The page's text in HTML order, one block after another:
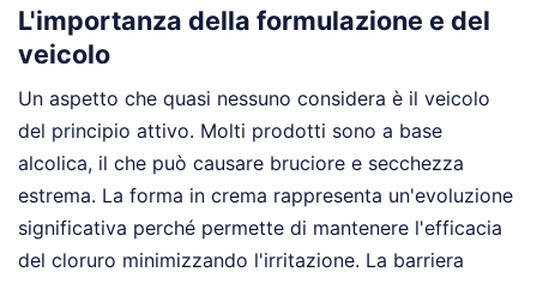
L'importanza della formulazione e del
veicolo
Un aspetto che quasi nessuno considera è il veicolo
del principio attivo. Molti prodotti sono a base
alcolica, il che può causare bruciore e secchezza
estrema. La forma in crema rappresenta un'evoluzione
significativa perché permette di mantenere l'efficacia
del cloruro minimizzando l'irritazione. La barriera